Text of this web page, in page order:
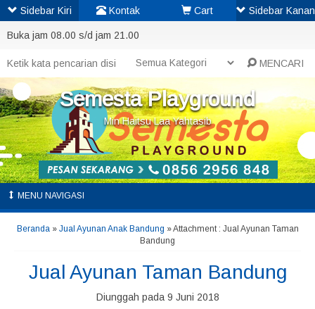
Buka jam 08.00 s/d jam 21.00
MENCARI
Semesta Playground
Min Haitsu Laa Yahtasib
MENU NAVIGASI
Beranda» Jual Ayunan Anak Bandung » Attachment : Jual Ayunan Taman
Bandung
Jual Ayunan Taman Bandung
Diunggah pada 9 Juni 2018
Sidebar Kiri Kontak Cart Sidebar Kanan